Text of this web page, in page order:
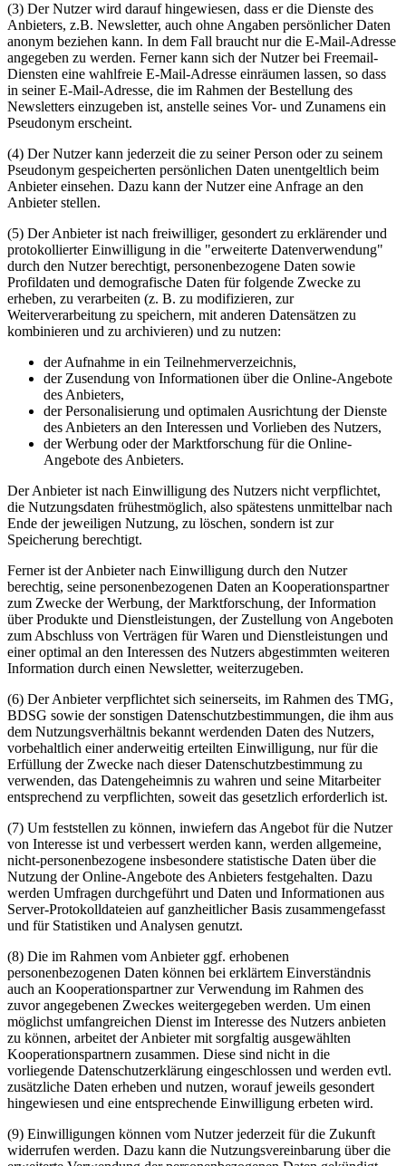
(3) Der Nutzer wird darauf hingewiesen, dass er die Dienste des
Anbieters, z.B. Newsletter, auch ohne Angaben persönlicher Daten
anonym beziehen kann. In dem Fall braucht nur die E-Mail-Adresse
angegeben zu werden. Ferner kann sich der Nutzer bei Freemail-
Diensten eine wahlfreie E-Mail-Adresse einräumen lassen, so dass
in seiner E-Mail-Adresse, die im Rahmen der Bestellung des
Newsletters einzugeben ist, anstelle seines Vor- und Zunamens ein
Pseudonym erscheint.
(4) Der Nutzer kann jederzeit die zu seiner Person oder zu seinem
Pseudonym gespeicherten persönlichen Daten unentgeltlich beim
Anbieter einsehen. Dazu kann der Nutzer eine Anfrage an den
Anbieter stellen.
(5) Der Anbieter ist nach freiwilliger, gesondert zu erklärender und
protokollierter Einwilligung in die "erweiterte Datenverwendung"
durch den Nutzer berechtigt, personenbezogene Daten sowie
Profildaten und demografische Daten für folgende Zwecke zu
erheben, zu verarbeiten (z. B. zu modifizieren, zur
Weiterverarbeitung zu speichern, mit anderen Datensätzen zu
kombinieren und zu archivieren) und zu nutzen:
der Aufnahme in ein Teilnehmerverzeichnis,
der Zusendung von Informationen über die Online-Angebote
des Anbieters,
der Personalisierung und optimalen Ausrichtung der Dienste
des Anbieters an den Interessen und Vorlieben des Nutzers,
der Werbung oder der Marktforschung für die Online-
Angebote des Anbieters.
Der Anbieter ist nach Einwilligung des Nutzers nicht verpflichtet,
die Nutzungsdaten frühestmöglich, also spätestens unmittelbar nach
Ende der jeweiligen Nutzung, zu löschen, sondern ist zur
Speicherung berechtigt.
Ferner ist der Anbieter nach Einwilligung durch den Nutzer
berechtig, seine personenbezogenen Daten an Kooperationspartner
zum Zwecke der Werbung, der Marktforschung, der Information
über Produkte und Dienstleistungen, der Zustellung von Angeboten
zum Abschluss von Verträgen für Waren und Dienstleistungen und
einer optimal an den Interessen des Nutzers abgestimmten weiteren
Information durch einen Newsletter, weiterzugeben.
(6) Der Anbieter verpflichtet sich seinerseits, im Rahmen des TMG,
BDSG sowie der sonstigen Datenschutzbestimmungen, die ihm aus
dem Nutzungsverhältnis bekannt werdenden Daten des Nutzers,
vorbehaltlich einer anderweitig erteilten Einwilligung, nur für die
Erfüllung der Zwecke nach dieser Datenschutzbestimmung zu
verwenden, das Datengeheimnis zu wahren und seine Mitarbeiter
entsprechend zu verpflichten, soweit das gesetzlich erforderlich ist.
(7) Um feststellen zu können, inwiefern das Angebot für die Nutzer
von Interesse ist und verbessert werden kann, werden allgemeine,
nicht-personenbezogene insbesondere statistische Daten über die
Nutzung der Online-Angebote des Anbieters festgehalten. Dazu
werden Umfragen durchgeführt und Daten und Informationen aus
Server-Protokolldateien auf ganzheitlicher Basis zusammengefasst
und für Statistiken und Analysen genutzt.
(8) Die im Rahmen vom Anbieter ggf. erhobenen
personenbezogenen Daten können bei erklärtem Einverständnis
auch an Kooperationspartner zur Verwendung im Rahmen des
zuvor angegebenen Zweckes weitergegeben werden. Um einen
möglichst umfangreichen Dienst im Interesse des Nutzers anbieten
zu können, arbeitet der Anbieter mit sorgfaltig ausgewählten
Kooperationspartnern zusammen. Diese sind nicht in die
vorliegende Datenschutzerklärung eingeschlossen und werden evtl.
zusätzliche Daten erheben und nutzen, worauf jeweils gesondert
hingewiesen und eine entsprechende Einwilligung erbeten wird.
(9) Einwilligungen können vom Nutzer jederzeit für die Zukunft
widerrufen werden. Dazu kann die Nutzungsvereinbarung über die